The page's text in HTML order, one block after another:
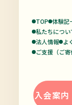
TOP 体験記
私たちについ
法人情報 よ
ご支援（ご寄
入会案内